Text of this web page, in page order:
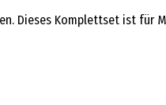
Dieses Komplettset ist für